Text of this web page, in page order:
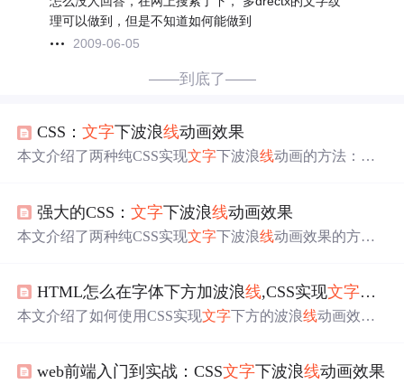
理可以做到，但是不知道如何能做到
2009-06-05
——到底了——
CSS：文字下波浪线动画效果
本文介绍了两种纯CSS实现文字下波浪线动画的方法：一
景方法线条平滑且易维护。文中还提到CSS的属性不适用
于制作波浪线动画，并给出了示例效果和原因。
强大的CSS：文字下波浪线动画效果
本文介绍了两种纯CSS实现文字下波浪线动画效果的方
于维护，但颜色不易实时跟随文字变化。文章提供了详细
的CSS代码示例，并讨论了CSS的波浪线属性的局限性。
HTML怎么在字体下方加波浪线,CSS实现文字下
本文介绍了如何使用CSS实现文字下方的波浪线动画效
点 ，并提供了相应的代码示例。
web前端入门到实战：CSS文字下波浪线动画效果